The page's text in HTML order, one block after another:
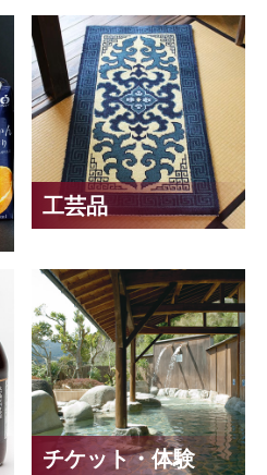
工芸品
チケット・体験